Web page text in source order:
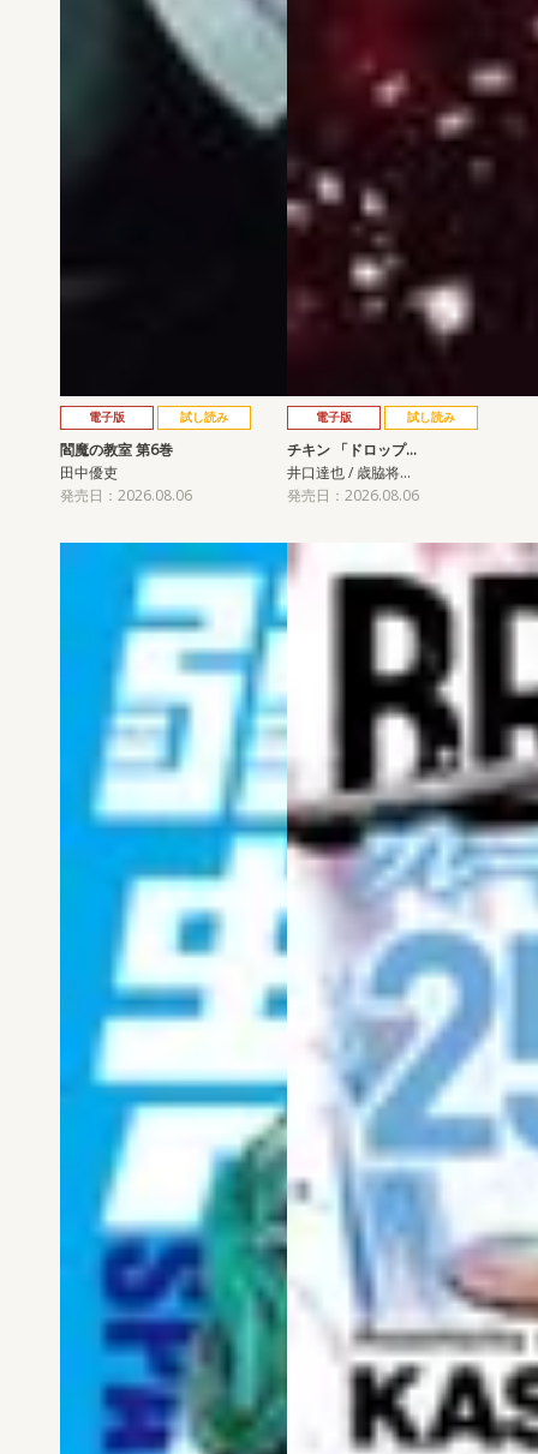
電子版 試し読み
閻魔の教室 第6巻
田中優吏
発売日：2026.08.06
電子版 試し読み
チキン 「ドロップ…
井口達也 / 歳脇将…
発売日：2026.08.06